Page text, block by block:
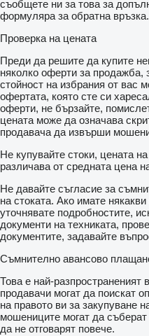
съобщете ни за това за
формуляра за обратна връзка.
Проверка на цената
Преди да решите да купите
няколко оферти за продажба,
стойност на избрания от вас
офертата, която сте си
оферти, не бързайте,
цената може да означава
продавача да извърши
Не купувайте стоки, цената
различава от средната цена
Не давайте съгласие за
на стоката. Ако имате
уточнявате подробностите,
документи на техниката,
документите, задавайте
Съмнително авансово
Това е най-
продавачи могат да поискат
на правото ви за закупуване
мошениците могат да
да не отговарят повече.